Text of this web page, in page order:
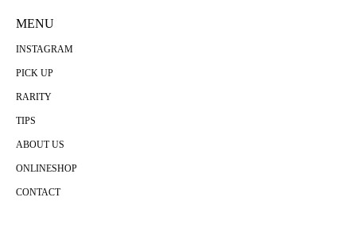
MENU
INSTAGRAM
PICK UP
RARITY
TIPS
ABOUT US
ONLINESHOP
CONTACT